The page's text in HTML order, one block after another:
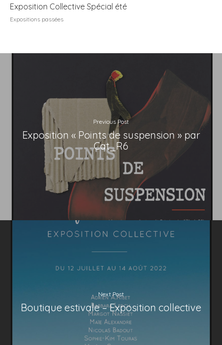
Exposition Collective Spécial été
Expositions passées
Previous Post
Exposition « Points de suspension » par
Cat_R6
Next Post
Boutique estivale – Exposition collective